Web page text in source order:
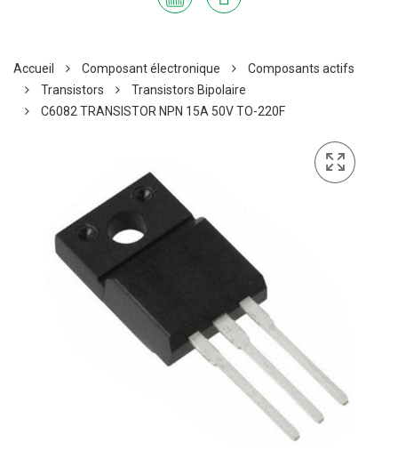
Accueil Composant électronique
Composants actifs
Transistors
Transistors Bipolaire
C6082 TRANSISTOR NPN 15A 50V TO-220F